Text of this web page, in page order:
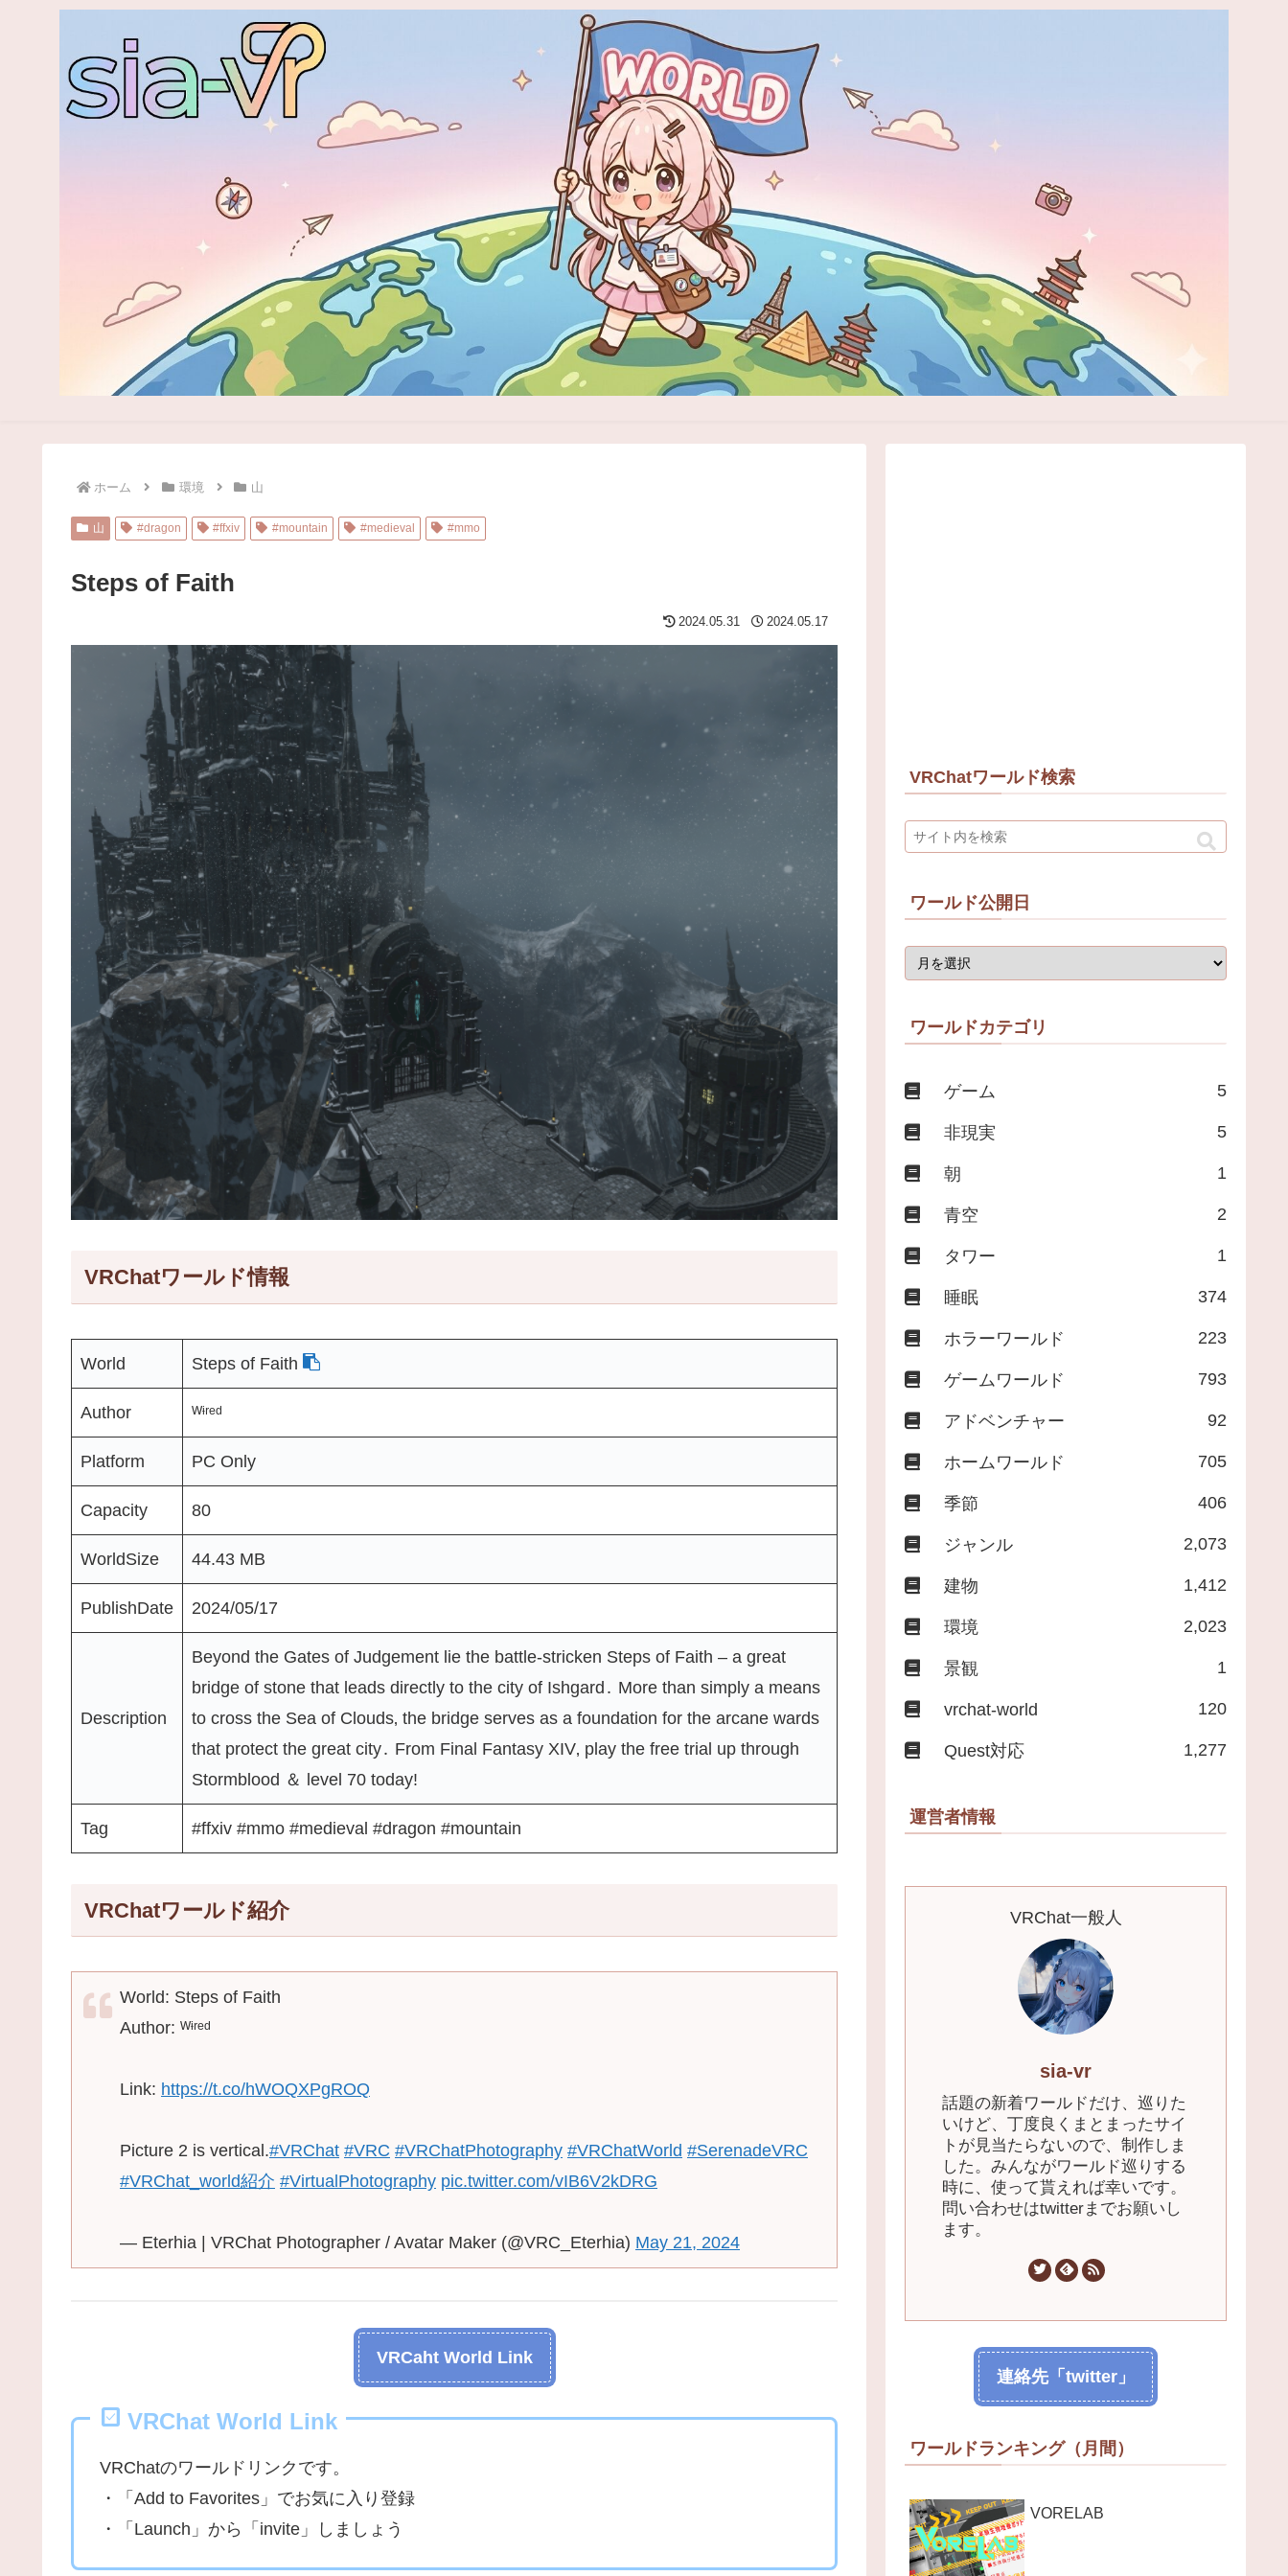
ホーム 環境 山
山 #dragon #ffxiv #mountain #medieval #mmo
Steps of Faith
2024.05.31 2024.05.17
VRChatワールド情報
World Steps of Faith
Author ᵂᶤʳᵉᵈ
Platform PC Only
Capacity 80
WorldSize 44.43 MB
PublishDate 2024/05/17
Description
Beyond the Gates of Judgement lie the battle-stricken Steps of Faith – a great
bridge of stone that leads directly to the city of Ishgard․ More than simply a means
to cross the Sea of Clouds‚ the bridge serves as a foundation for the arcane wards
that protect the great city․ From Final Fantasy XIV‚ play the free trial up through
Stormblood ＆ level 70 todayǃ
Tag #ffxiv #mmo #medieval #dragon #mountain
VRChatワールド紹介
World: Steps of Faith
Author: ᵂᶤʳᵉᵈ
Link: https://t.co/hWOQXPgROQ
Picture 2 is vertical.#VRChat #VRC #VRChatPhotography #VRChatWorld #SerenadeVRC
#VRChat_world紹介 #VirtualPhotography pic.twitter.com/vIB6V2kDRG
— Eterhia | VRChat Photographer / Avatar Maker (@VRC_Eterhia) May 21, 2024
VRCaht World Link
VRChat World Link
VRChatのワールドリンクです。
・「Add to Favorites」でお気に入り登録
・「Launch」から「invite」しましょう
VRChatワールド検索
ワールド公開日
ワールドカテゴリ
ゲーム 5
非現実 5
朝 1
青空 2
タワー 1
睡眠 374
ホラーワールド 223
ゲームワールド 793
アドベンチャー 92
ホームワールド 705
季節 406
ジャンル 2,073
建物 1,412
環境 2,023
景観 1
vrchat-world 120
Quest対応 1,277
運営者情報
VRChat一般人
sia-vr
話題の新着ワールドだけ、巡りた
いけど、丁度良くまとまったサイ
トが見当たらないので、制作しま
した。みんながワールド巡りする
時に、使って貰えれば幸いです。
問い合わせはtwitterまでお願いし
ます。
連絡先「twitter」
ワールドランキング（月間）
VORELAB